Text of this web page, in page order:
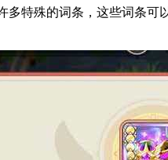
特殊的词条，这些词条